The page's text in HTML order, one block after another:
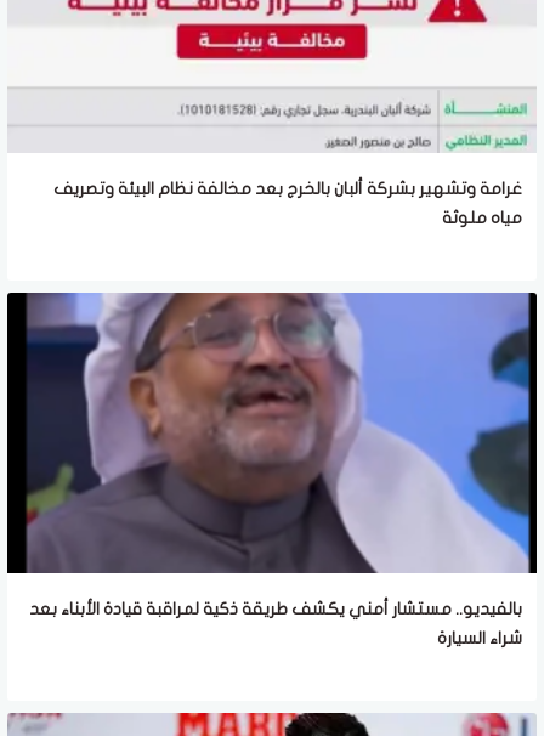
غرامة وتشهير بشركة ألبان بالخرج بعد مخالفة نظام البيئة وتصريف
مياه ملوثة
بالفيديو.. مستشار أمني يكشف طريقة ذكية لمراقبة قيادة الأبناء بعد
شراء السيارة